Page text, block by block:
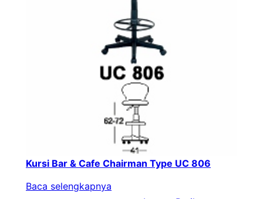
Kursi Bar & Cafe Chairman Type UC 806
Baca selengkapnya